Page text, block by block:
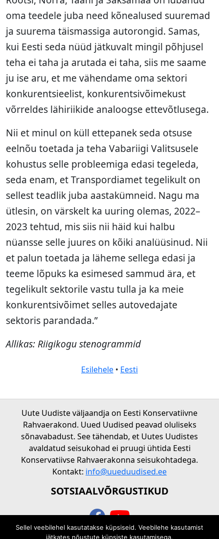
oma teedele juba need kõnealused suuremad
ja suurema täismassiga autorongid. Samas,
kui Eesti seda nüüd jätkuvalt mingil põhjusel
teha ei taha ja arutada ei taha, siis me saame
ju ise aru, et me vähendame oma sektori
konkurentsieelist, konkurentsivõimekust
võrreldes lähiriikide analoogse ettevõtlusega.
Nii et minul on küll ettepanek seda otsuse
eelnõu toetada ja teha Vabariigi Valitsusele
kohustus selle probleemiga edasi tegeleda,
seda enam, et Transpordiamet tegelikult on
sellest teadlik juba aastakümneid. Nagu ma
ütlesin, on värskelt ka uuring olemas, 2022–
2023 tehtud, mis siis nii häid kui halbu
nüansse selle juures on kõiki analüüsinud. Nii
et palun toetada ja läheme sellega edasi ja
teeme lõpuks ka esimesed sammud ära, et
tegelikult sektorile vastu tulla ja ka meie
konkurentsivõimet selles autovedajate
sektoris parandada.”
Allikas: Riigikogu stenogrammid
Esilehele • Eesti
Uute Uudiste väljaandja on Eesti Konservatiivne
Rahvaerakond. Uued Uudised peavad oluliseks
sõnavabadust. See tähendab, et Uutes Uudistes
avaldatud seisukohad ei pruugi ühtida Eesti
Konservatiivse Rahvaerakonna seisukohtadega.
Kontakt: info@uueduudised.ee
SOTSIAALVÕRGUSTIKUD
Sellel veebilehel kasutatakse küpsiseid. Veebilehe kasutamist
jätkates nõustute küpsiste kasutamisega.